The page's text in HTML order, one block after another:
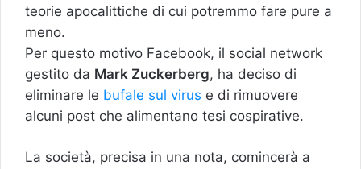
teorie apocalittiche di cui potremmo fare pure a
meno.
Per questo motivo Facebook, il social network
gestito da Mark Zuckerberg, ha deciso di
eliminare le bufale sul virus e di rimuovere
alcuni post che alimentano tesi cospirative.
La società, precisa in una nota, comincerà a